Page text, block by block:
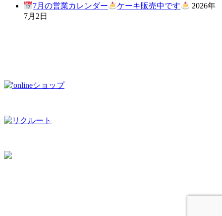
7月の営業カレンダー
ケーキ販売中です
2026年
7月2日